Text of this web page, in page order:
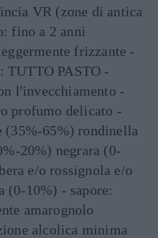
VR (zone di antica
fino a 2 anni
frizzante -
TUTTO PASTO -
l'invecchiamento -
profumo delicato -
65%) rondinella
20%) negrara (0-
e/o rossignola e/o
(0-10%) - sapore:
amarognolo
alcolica minima